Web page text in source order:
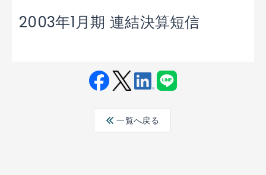
2003年1月期 連結決算短信
ebo ter
edin
一覧へ戻る